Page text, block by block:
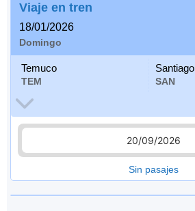
Viaje en tren
18/01/2026
Domingo
Temuco
TEM
Santiago
SAN
20/09/2026
Sin pasajes